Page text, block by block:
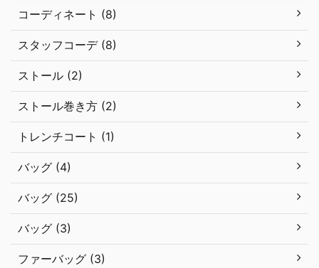
コーディネート (8)
スタッフコーデ (8)
ストール (2)
ストール巻き方 (2)
トレンチコート (1)
バッグ (4)
バッグ (25)
バッグ (3)
ファーバッグ (3)